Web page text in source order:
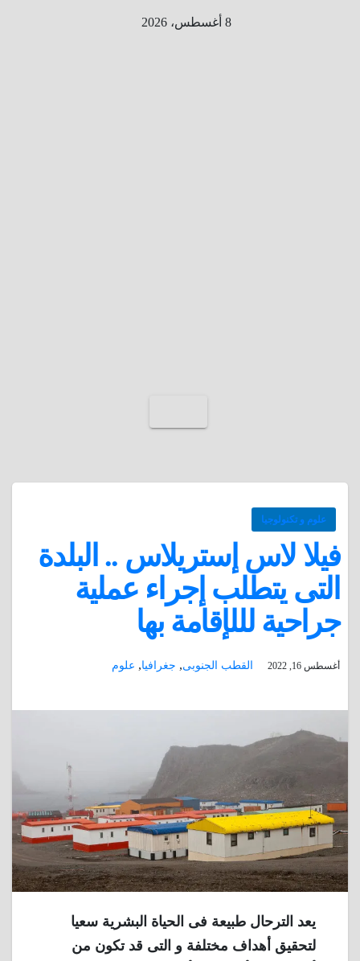
8 أغسطس، 2026
علوم و تكنولوجيا
فيلا لاس إستريلاس .. البلدة
التى يتطلب إجراء عملية
جراحية لللإقامة بها
أغسطس 16, 2022 القطب الجنوبى, جغرافيا, علوم
يعد الترحال طبيعة فى الحياة البشرية سعيا
لتحقيق أهداف مختلفة و التى قد تكون من